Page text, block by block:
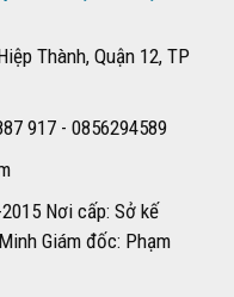
Thành, Quận 12, TP
917 - 0856294589
Nơi cấp: Sở kế
Giám đốc: Phạm